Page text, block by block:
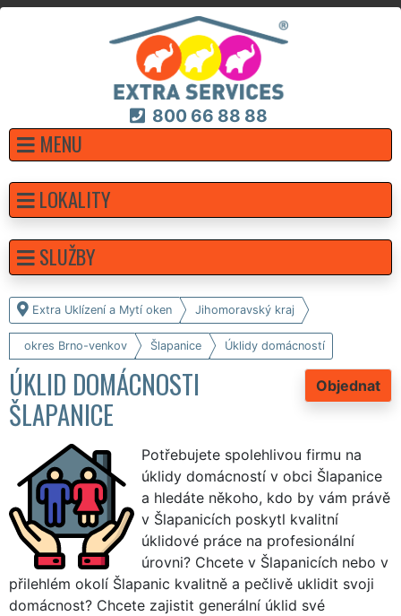
800 66 88 88
MENU
Extra Uklízení a Mytí oken Jihomoravský kraj
okres Brno-venkov Šlapanice Úklidy domácností
Objednat
ÚKLID DOMÁCNOSTI
ŠLAPANICE
Potřebujete spolehlivou firmu na
úklidy domácností v obci Šlapanice
a hledáte někoho, kdo by vám právě
v Šlapanicích poskytl kvalitní
úklidové práce na profesionální
úrovni? Chcete v Šlapanicích nebo v
přilehlém okolí Šlapanic kvalitně a pečlivě uklidit svoji
domácnost? Chcete zajistit generální úklid své
LOKALITY
SLUŽBY